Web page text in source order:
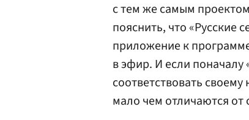
с тем же самым
пояснить, что «Русские
приложение к
в эфир. И если поначалу
соответствовать
мало чем отличаются от